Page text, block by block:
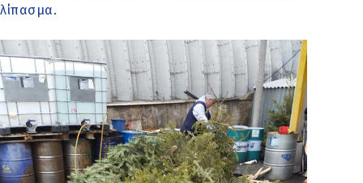
λίπασμα.